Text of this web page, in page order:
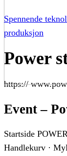
Spennende
produksjon
Power
https://
Event –
Startside
Handlekurv ·